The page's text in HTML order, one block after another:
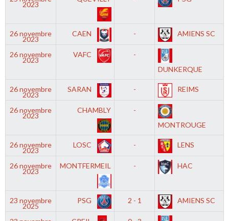
2023
26 novembre
2023
CAEN - AMIENS SC
26 novembre
2023
VAFC
-
DUNKERQUE
26 novembre
2023
SARAN - REIMS
26 novembre
2023
CHAMBLY
-
MONTROUGE
26 novembre
2023
LOSC - LENS
26 novembre
2023
MONTFERMEIL - HAC
23 novembre
2025
PSG 2 - 1 AMIENS SC